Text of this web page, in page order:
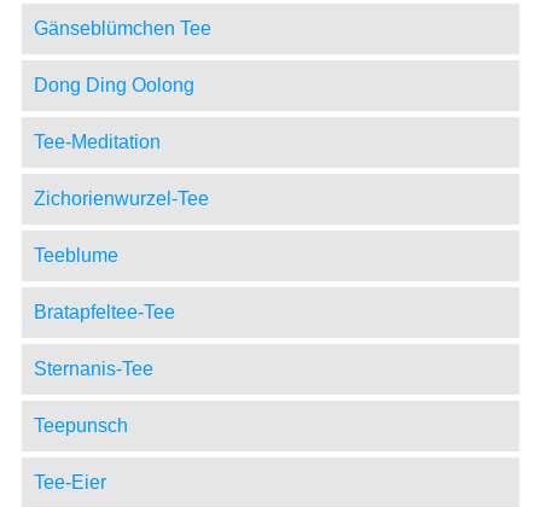
Gänseblümchen Tee
Dong Ding Oolong
Tee-Meditation
Zichorienwurzel-Tee
Teeblume
Bratapfeltee-Tee
Sternanis-Tee
Teepunsch
Tee-Eier